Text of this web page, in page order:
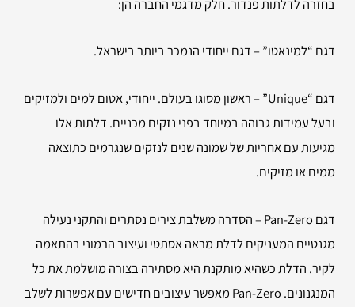
בחזרה לדלתות פנדור. חלק מדגמי החברה הן:
דגם “למינאטו” – דגם ייחודי הנמכר ביותר בישראל.
דגם “Unique” – ראשון מסוגו בעולם. ייחודי, אטום למים ולמזיקים
ובעל עמידות גבוהה במיוחד בפני נזקים מכניים. דלתות אלו
מגיעות עם אחריות של שמונה שנים לנזקים שנגרמים כתוצאה
ממים או מזיקים.
דגם Pan-Zero – הסדרה משלבת צירים נסתרים והתקני נעילה
מגנטיים המעניקים לדלת מראה אסתטי ועיצוב הרמוני בהתאמה
לקיר. הדלת כשהיא מותקנת היא מסתירה בצורה מושלמת את כל
המנגנונים. Pan-Zero מאפשר עיצובים חדישים עם אפשרות לשלב